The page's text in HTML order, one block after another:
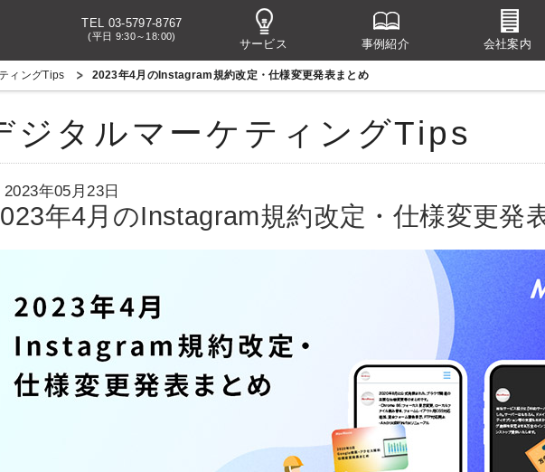
TEL 03-5797-8767
(平日 9:30～18:00)
サービス 事例紹介 会社案内
ィングTips 2023年4月のInstagram規約改定・仕様変更発表まとめ
ジタルマーケティングTips
2023年05月23日
年4月のInstagram規約改定・仕様変更発